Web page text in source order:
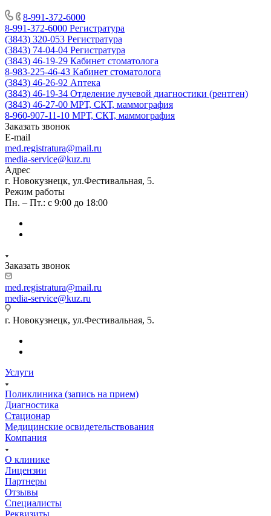
8-991-372-6000
8-991-372-6000 Регистратура
(3843) 320-053 Регистратура
(3843) 74-04-04 Регистратура
(3843) 46-19-29 Кабинет стоматолога
8-983-225-46-43 Кабинет стоматолога
(3843) 46-26-92 Аптека
(3843) 46-19-34 Отделение лучевой диагностики (рентген)
(3843) 46-27-00 МРТ, СКТ, маммография
8-960-907-11-10 МРТ, СКТ, маммография
Заказать звонок
E-mail
med.registratura@mail.ru
media-service@kuz.ru
Адрес
г. Новокузнецк, ул.Фестивальная, 5.
Режим работы
Пн. – Пт.: с 9:00 до 18:00
Заказать звонок
med.registratura@mail.ru
media-service@kuz.ru
г. Новокузнецк, ул.Фестивальная, 5.
Услуги
Поликлиника (запись на прием)
Диагностика
Стационар
Медицинские освидетельствования
Компания
О клинике
Лицензии
Партнеры
Отзывы
Специалисты
Реквизиты